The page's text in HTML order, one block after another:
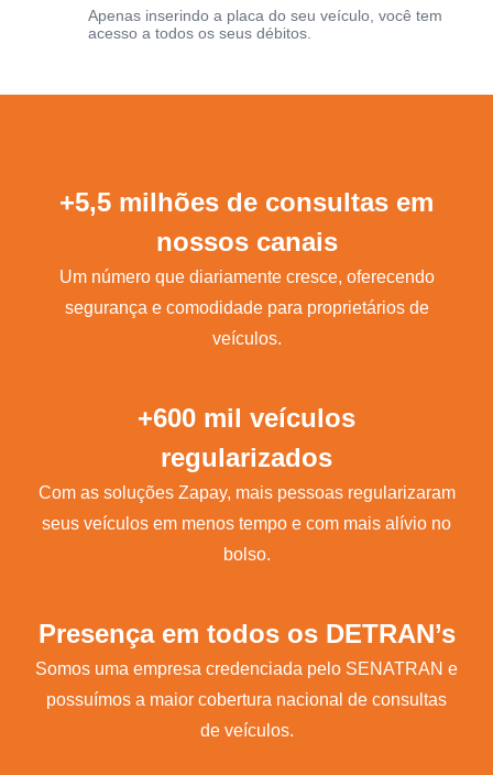
Apenas inserindo a placa do seu veículo, você tem
acesso a todos os seus débitos.
+5,5 milhões de consultas em
nossos canais
Um número que diariamente cresce, oferecendo
segurança e comodidade para proprietários de
veículos.
+600 mil veículos
regularizados
Com as soluções Zapay, mais pessoas regularizaram
seus veículos em menos tempo e com mais alívio no
bolso.
Presença em todos os DETRAN’s
Somos uma empresa credenciada pelo SENATRAN e
possuímos a maior cobertura nacional de consultas
de veículos.